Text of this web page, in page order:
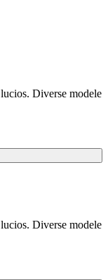
Diverse modele
Diverse modele